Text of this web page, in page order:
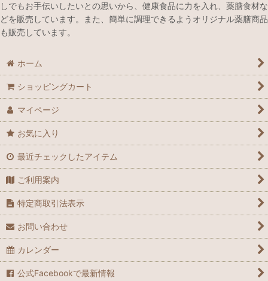
しでもお手伝いしたいとの思いから、健康食品に力を入れ、薬膳食材な
どを販売しています。また、簡単に調理できるようオリジナル薬膳商品
も販売しています。
ホーム
ショッピングカート
マイページ
お気に入り
最近チェックしたアイテム
ご利用案内
特定商取引法表示
お問い合わせ
カレンダー
公式Facebookで最新情報